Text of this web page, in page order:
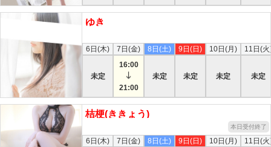
ゆき
6日(木)
未定
7日(金)
16:00
21:00
8日(土)
未定
9日(日)
未定
10日(月)
未定
11日(
未定
桔梗(ききょう)
本日受付終了
6日(木)
7日(金)
8日(土)
9日(日)
10日(月)
11日(